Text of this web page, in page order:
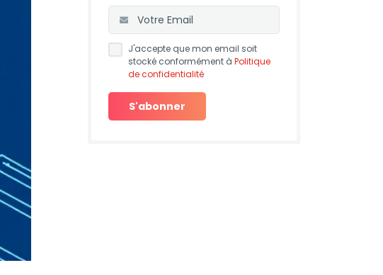
J'accepte que mon email soit
stocké conformément à Politique
de confidentialité